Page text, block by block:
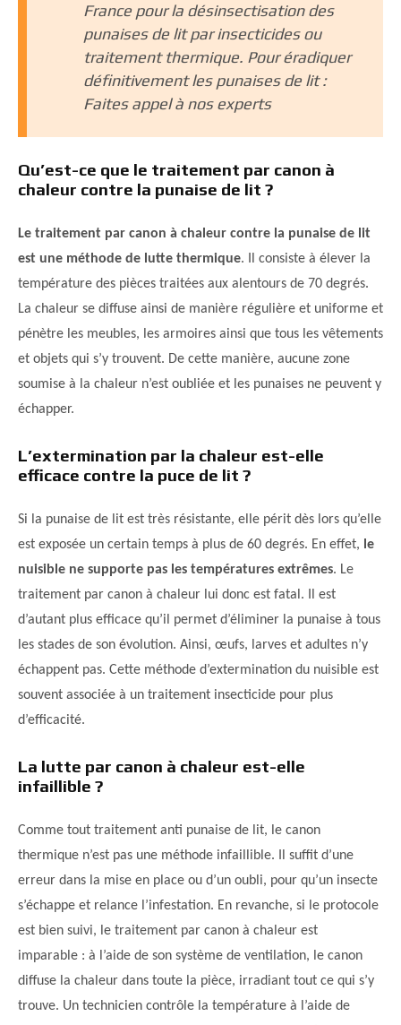
France pour la désinsectisation des
punaises de lit par insecticides ou
traitement thermique. Pour éradiquer
définitivement les punaises de lit :
Faites appel à nos experts
Qu’est-ce que le traitement par canon à
chaleur contre la punaise de lit ?
Le traitement par canon à chaleur contre la punaise de lit
est une méthode de lutte thermique. Il consiste à élever la
température des pièces traitées aux alentours de 70 degrés.
La chaleur se diffuse ainsi de manière régulière et uniforme et
pénètre les meubles, les armoires ainsi que tous les vêtements
et objets qui s’y trouvent. De cette manière, aucune zone
soumise à la chaleur n’est oubliée et les punaises ne peuvent y
échapper.
L’extermination par la chaleur est-elle
efficace contre la puce de lit ?
Si la punaise de lit est très résistante, elle périt dès lors qu’elle
est exposée un certain temps à plus de 60 degrés. En effet, le
nuisible ne supporte pas les températures extrêmes. Le
traitement par canon à chaleur lui donc est fatal. Il est
d’autant plus efficace qu’il permet d’éliminer la punaise à tous
les stades de son évolution. Ainsi, œufs, larves et adultes n’y
échappent pas. Cette méthode d’extermination du nuisible est
souvent associée à un traitement insecticide pour plus
d’efficacité.
La lutte par canon à chaleur est-elle
infaillible ?
Comme tout traitement anti punaise de lit, le canon
thermique n’est pas une méthode infaillible. Il suffit d’une
erreur dans la mise en place ou d’un oubli, pour qu’un insecte
s’échappe et relance l’infestation. En revanche, si le protocole
est bien suivi, le traitement par canon à chaleur est
imparable : à l’aide de son système de ventilation, le canon
diffuse la chaleur dans toute la pièce, irradiant tout ce qui s’y
trouve. Un technicien contrôle la température à l’aide de